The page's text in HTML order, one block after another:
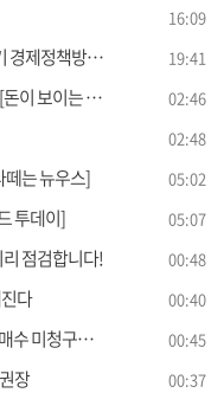
16:09
정책방향은? 19:41
보이는 VCR] 02:46
02:48
떼는 뉴우스] 05:02
투데이] 05:07
점검합니다! 00:48
다 00:40
택의 폭 확대 00:45
장 00:37